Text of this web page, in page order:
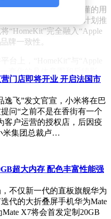
情境下选择更通俗易懂的用
分析指出，随着苹果计划推
“HomeKit”完全融入“Apple
牌一致性。
门店即将开业 开启法国市
逸飞”发文官宣，小米将在巴
问“之前不是在香街有一个
客户运营的授权店，后因疫
米集团总裁卢…
超大内存 配色丰富性能强
不仅新一代的直板旗舰华为
代的大折叠屏手机华为Mate
X7将会首发定制20GB